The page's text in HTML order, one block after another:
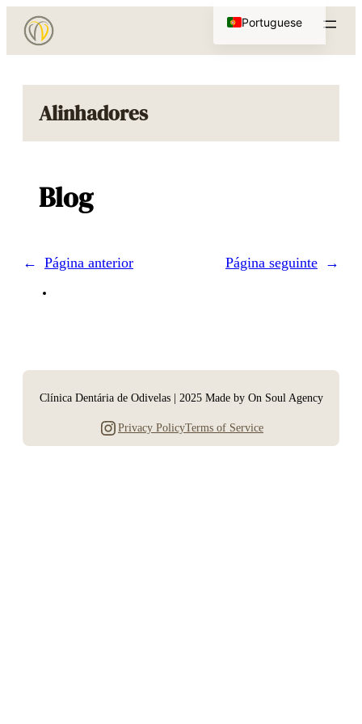
Saltar
para
Alinhadores
Blog
← Página anterior Página seguinte →
Clínica Dentária de Odivelas | 2025 Made by On Soul Agency
Instagram Privacy PolicyTerms of Service
Portuguese
English